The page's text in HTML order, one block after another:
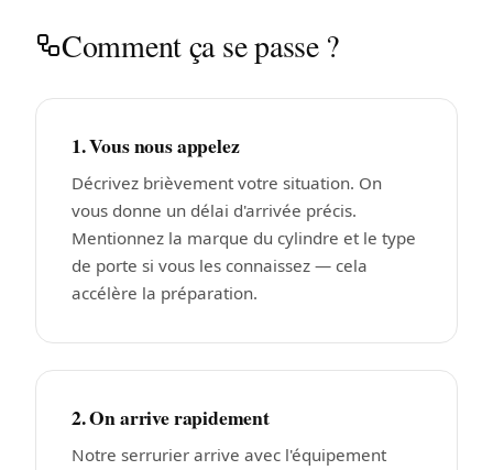
Comment ça se passe ?
1. Vous nous appelez
Décrivez brièvement votre situation. On
vous donne un délai d'arrivée précis.
Mentionnez la marque du cylindre et le type
de porte si vous les connaissez — cela
accélère la préparation.
2. On arrive rapidement
Notre serrurier arrive avec l'équipement